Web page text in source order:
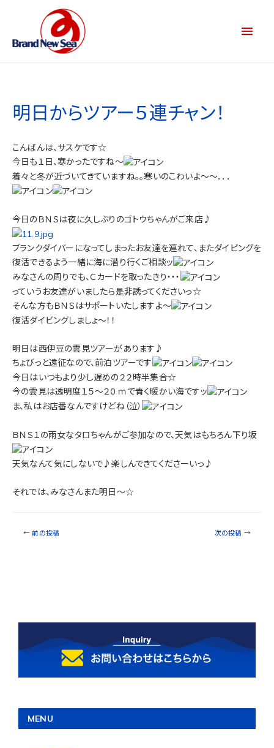
明日からツアー５連チャン！
こんばんは、サスケです☆
今日も１日、寒かったですね～
着々と冬が近づいてきていますね。。寒いのこわいよ～～．．．
今日のＢＮＳは夜に久しぶりのゴトウちゃんがご来店♪
ブランクダイバーになってしまったお友達を連れて、またダイビングを
復活できるよう一緒に海に潜り行くご相談ッ
みなさんの周りでも、Ｃカードを取ったきり・・・
っていうお友達がいましたら是非誘ってくださいっ☆
そんな方もＢＮＳはサポートいたしますよ～
復活ダイビングしましょ～！！
明日は西伊豆の雲見ツアーがあります♪
ちょびっと遠征なので、前泊ツアーです
今日はいつもより少し遅めの２２時半集合☆
今の雲見は透明度１５～２０ｍで青く暖かい海ですッ
ま、私はお店番なんですけどね（泣）
ＢＮＳ１の雨女なタロちゃんがご参加なので、天気はもちろん下り坂
天気なんて気にしないで♪楽しんできてくださーいっ♪
それでは、みなさんまた明日～☆
← 前の投稿 次の投稿 →
MENU